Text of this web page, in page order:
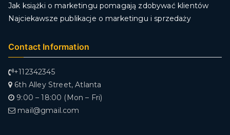
Jak książki o marketingu pomagają zdobywać klientów
Najciekawsze publikacje o marketingu i sprzedaży
Contact Information
+112342345
6th Alley Street, Atlanta
9:00 – 18:00 (Mon – Fri)
mail@gmail.com